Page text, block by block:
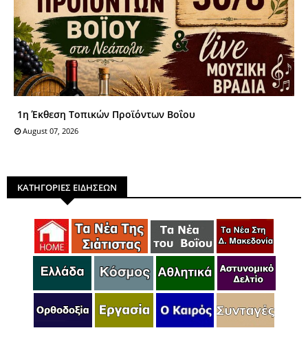
1η Έκθεση Τοπικών Προϊόντων Βοΐου
August 07, 2026
ΚΑΤΗΓΟΡΙΕΣ ΕΙΔΗΣΕΩΝ